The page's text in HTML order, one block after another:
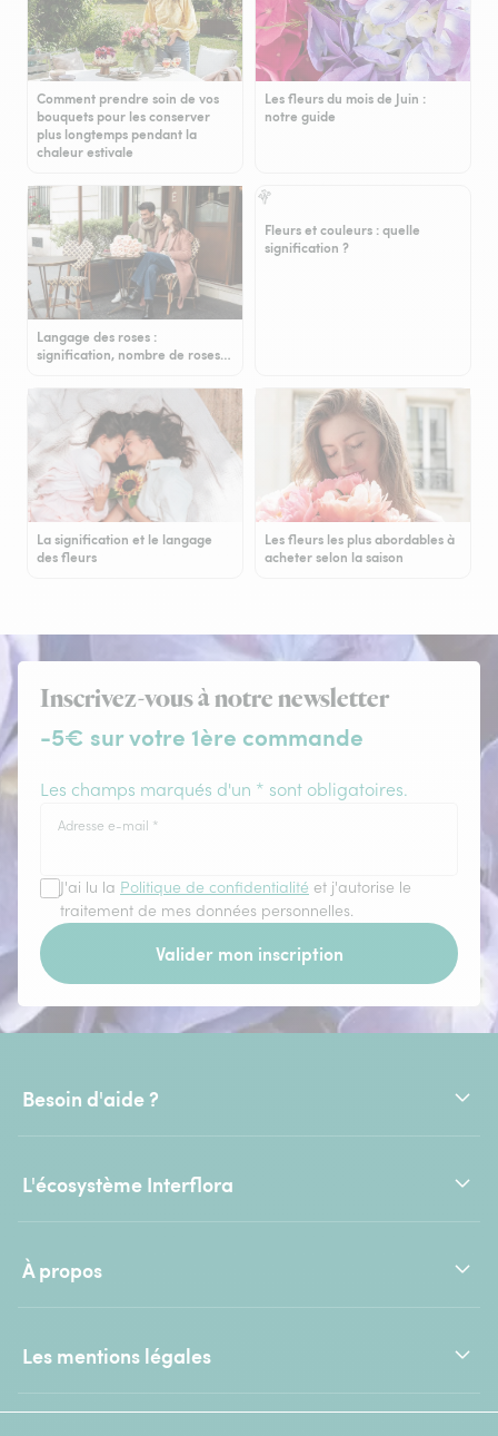
Comment prendre soin de vos
bouquets pour les conserver
plus longtemps pendant la
chaleur estivale
Les fleurs du mois de Juin :
notre guide
Langage des roses :
signification, nombre de roses…
Fleurs et couleurs : quelle
signification ?
La signification et le langage
des fleurs
Les fleurs les plus abordables à
acheter selon la saison
Inscrivez-vous à notre newsletter
-5€ sur votre 1ère commande
Les champs marqués d'un * sont obligatoires.
Adresse e-mail *
J'ai lu la Politique de confidentialité et j'autorise le
traitement de mes données personnelles.
Valider mon inscription
Besoin d'aide ?
L'écosystème Interflora
À propos
Les mentions légales